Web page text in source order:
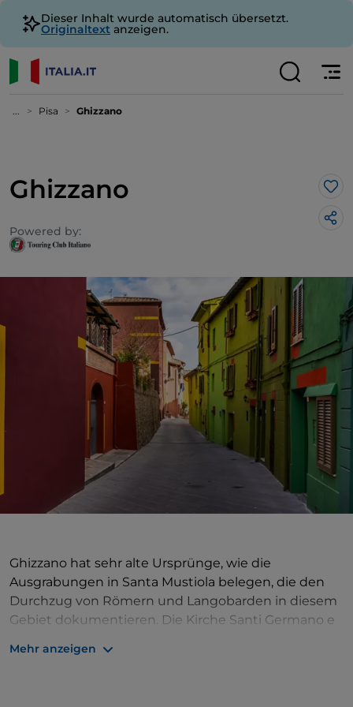
Dieser Inhalt wurde automatisch übersetzt.
Originaltext anzeigen.
... Pisa Ghizzano
Ghizzano
Powered by:
Ghizzano hat sehr alte Ursprünge, wie die
Ausgrabungen in Santa Mustiola belegen, die den
Durchzug von Römern und Langobarden in diesem
Gebiet dokumentieren. Die Kirche Santi Germano e
Oratorium Santissima Annunziata Ende des
Mehr anzeigen